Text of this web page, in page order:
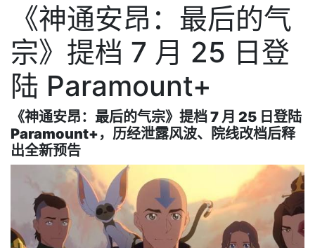
《神通安昂：最后的气
宗》提档 7 月 25 日登
陆 Paramount+
《神通安昂：最后的气宗》提档 7 月 25 日登陆
Paramount+，历经泄露风波、院线改档后释
出全新预告